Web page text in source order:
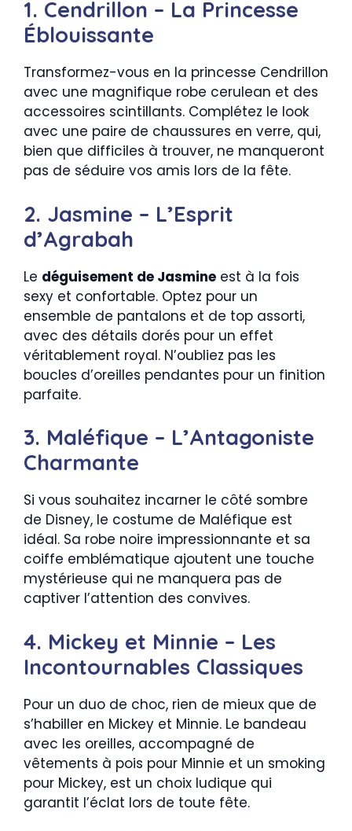
1. Cendrillon – La Princesse
Éblouissante
Transformez-vous en la princesse Cendrillon
avec une magnifique robe cerulean et des
accessoires scintillants. Complétez le look
avec une paire de chaussures en verre, qui,
bien que difficiles à trouver, ne manqueront
pas de séduire vos amis lors de la fête.
2. Jasmine – L’Esprit
d’Agrabah
Le déguisement de Jasmine est à la fois
sexy et confortable. Optez pour un
ensemble de pantalons et de top assorti,
avec des détails dorés pour un effet
véritablement royal. N’oubliez pas les
boucles d’oreilles pendantes pour un finition
parfaite.
3. Maléfique – L’Antagoniste
Charmante
Si vous souhaitez incarner le côté sombre
de Disney, le costume de Maléfique est
idéal. Sa robe noire impressionnante et sa
coiffe emblématique ajoutent une touche
mystérieuse qui ne manquera pas de
captiver l’attention des convives.
4. Mickey et Minnie – Les
Incontournables Classiques
Pour un duo de choc, rien de mieux que de
s’habiller en Mickey et Minnie. Le bandeau
avec les oreilles, accompagné de
vêtements à pois pour Minnie et un smoking
pour Mickey, est un choix ludique qui
garantit l’éclat lors de toute fête.